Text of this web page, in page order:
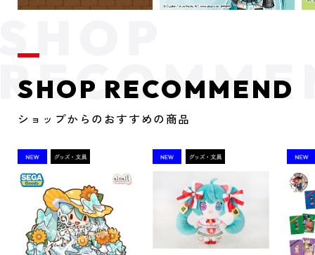
SHOP RECOMMEND
ショップからのおすすめの商品